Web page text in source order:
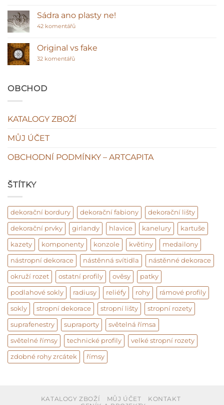
názvem
Polyuretanové
stropní
klasická
hodnota
interiéru?
Sádra ano plasty ne!
42 komentářůu
názvem
Sádra
Original vs fake
32 komentářůu
OBCHOD
KATALOGY ZBOŽÍ
MŮJ ÚČET
OBCHODNÍ PODMÍNKY – ARTCAPITA
ŠTÍTKY
dekorační bordury dekorační fabiony dekorační lišty
dekorační prvky girlandy hlavice kanelury kartuše
kazety komponenty konzole květiny medailony
nástropní dekorace nástěnná svítidla nástěnné dekorace
okruží rozet ostatní profily ověsy patky
podlahové sokly radiusy reliéfy rohy rámové profily
sokly stropní dekorace stropní lišty stropní rozety
suprafenestry supraporty světelná římsa
světelné římsy technické profily velké stropní rozety
zdobné rohy zrcátek římsy
KATALOGY ZBOŽÍ MŮJ ÚČET
KONTAKT